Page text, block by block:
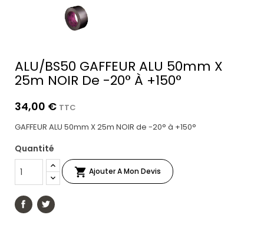
ALU/BS50 GAFFEUR ALU 50mm X
25m NOIR De -20° À +150°
34,00 € TTC
GAFFEUR ALU 50mm X 25m NOIR de -20° à +150°
Quantité
 Ajouter A Mon Devis